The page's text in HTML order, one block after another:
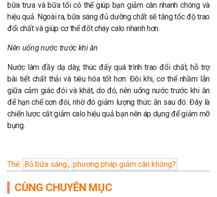
bữa trưa và bữa tối có thể giúp bạn giảm cân nhanh chóng và
hiệu quả. Ngoài ra, bữa sáng đủ dưỡng chất sẽ tăng tốc độ trao
đổi chất và giúp cơ thể đốt cháy calo nhanh hơn.
Nên uống nước trước khi ăn
Nước làm đầy dạ dày, thúc đẩy quá trình trao đổi chất, hỗ trợ
bài tiết chất thải và tiêu hóa tốt hơn. Đôi khi, cơ thể nhầm lẫn
giữa cảm giác đói và khát, do đó, nên uống nước trước khi ăn
để hạn chế cơn đói, nhờ đó giảm lượng thức ăn sau đó. Đây là
chiến lược cắt giảm calo hiệu quả bạn nên áp dụng để giảm mỡ
bụng.
Thẻ: Bỏ bữa sáng, phương pháp giảm cân không?
CÙNG CHUYÊN MỤC